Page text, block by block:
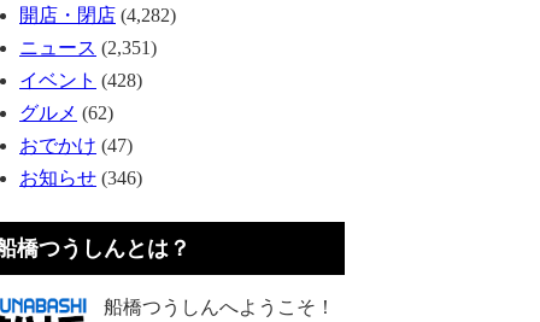
開店・閉店 (4,282)
ニュース (2,351)
イベント (428)
グルメ (62)
おでかけ (47)
お知らせ (346)
橋つうしんとは？
船橋つうしんへようこそ！